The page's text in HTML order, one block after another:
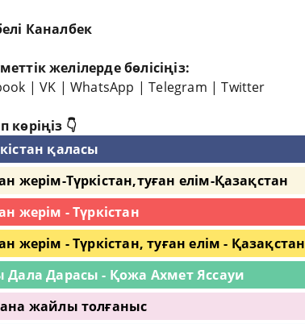
Каналбек
желілерде бөлісіңіз:
|VK |WhatsApp |Telegram |Twitter
көріңіз 👇
қаласы
жерім-Түркістан,туған елім-Қазақстан
жерім - Түркістан
жерім - Түркістан, туған елім - Қазақстан
Дала Дарасы - Қожа Ахмет Яссауи
жайлы толғаныс